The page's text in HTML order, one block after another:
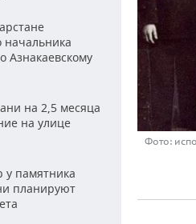
начальника
Азнакаевскому
на 2,5 месяца
на улице
у памятника
планируют
Фото: